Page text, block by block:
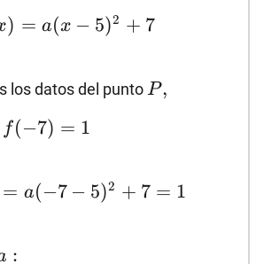
) = a(x − 5)2 + 7
los datos del punto P,
P,
f(-7)=1
f(−7) = 1
7-
= a(−7 − 5)2 + 7 = 1
a: :